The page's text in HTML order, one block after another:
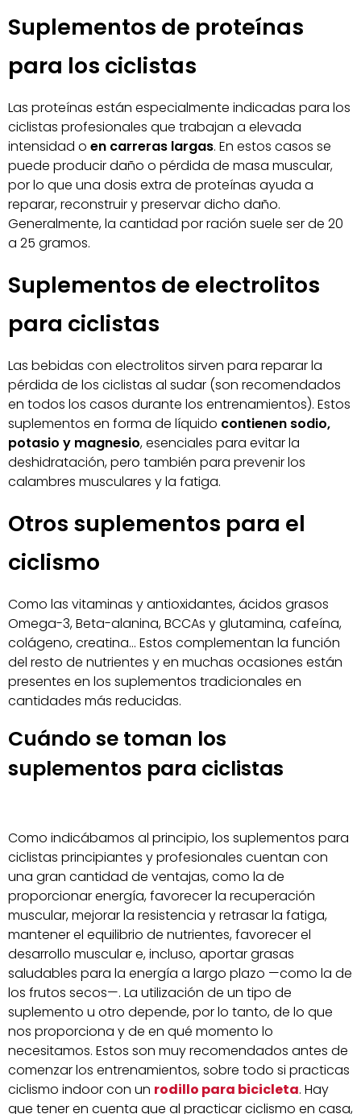
Suplementos de proteínas
para los ciclistas
Las proteínas están especialmente indicadas para los
ciclistas profesionales que trabajan a elevada
intensidad o en carreras largas. En estos casos se
puede producir daño o pérdida de masa muscular,
por lo que una dosis extra de proteínas ayuda a
reparar, reconstruir y preservar dicho daño.
Generalmente, la cantidad por ración suele ser de 20
a 25 gramos.
Suplementos de electrolitos
para ciclistas
Las bebidas con electrolitos sirven para reparar la
pérdida de los ciclistas al sudar (son recomendados
en todos los casos durante los entrenamientos). Estos
suplementos en forma de líquido contienen sodio,
potasio y magnesio, esenciales para evitar la
deshidratación, pero también para prevenir los
calambres musculares y la fatiga.
Otros suplementos para el
ciclismo
Como las vitaminas y antioxidantes, ácidos grasos
Omega-3, Beta-alanina, BCCAs y glutamina, cafeína,
colágeno, creatina… Estos complementan la función
del resto de nutrientes y en muchas ocasiones están
presentes en los suplementos tradicionales en
cantidades más reducidas.
Cuándo se toman los
suplementos para ciclistas
Como indicábamos al principio, los suplementos para
ciclistas principiantes y profesionales cuentan con
una gran cantidad de ventajas, como la de
proporcionar energía, favorecer la recuperación
muscular, mejorar la resistencia y retrasar la fatiga,
mantener el equilibrio de nutrientes, favorecer el
desarrollo muscular e, incluso, aportar grasas
saludables para la energía a largo plazo —como la de
los frutos secos—. La utilización de un tipo de
suplemento u otro depende, por lo tanto, de lo que
nos proporciona y de en qué momento lo
necesitamos. Estos son muy recomendados antes de
comenzar los entrenamientos, sobre todo si practicas
ciclismo indoor con un rodillo para bicicleta. Hay
que tener en cuenta que al practicar ciclismo en casa,